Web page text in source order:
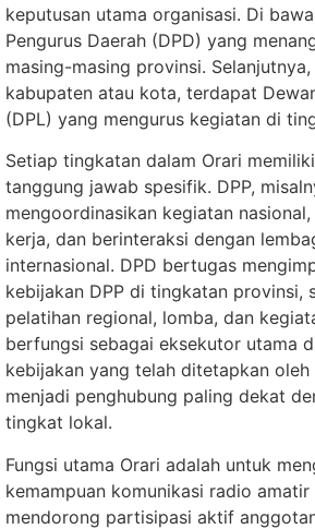
keputusan utama organisasi. Di
Pengurus Daerah (DPD) yang
masing-masing provinsi.
kabupaten atau kota, terdapat
(DPL) yang mengurus kegiatan di
Setiap tingkatan dalam Orari
tanggung jawab spesifik. DPP,
mengoordinasikan kegiatan
kerja, dan berinteraksi dengan
internasional. DPD bertugas
kebijakan DPP di tingkatan provinsi,
pelatihan regional, lomba, dan
berfungsi sebagai eksekutor utama
kebijakan yang telah ditetapkan oleh
menjadi penghubung paling dekat
tingkat lokal.
Fungsi utama Orari adalah untuk
kemampuan komunikasi radio
mendorong partisipasi aktif